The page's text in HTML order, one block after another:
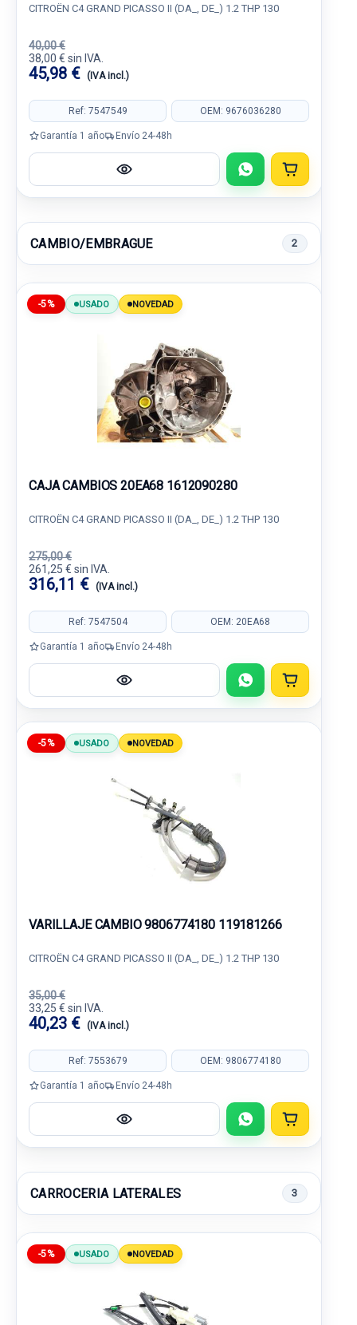
CITROËN C4 GRAND PICASSO II (DA_, DE_) 1.2 THP 130
40,00 €
38,00 € sin IVA.
45,98 € (IVA incl.)
Ref: 7547549 OEM: 9676036280
Garantía 1 año Envío 24-48h
CAMBIO/EMBRAGUE 2
-5% USADO NOVEDAD
CAJA CAMBIOS 20EA68 1612090280
CITROËN C4 GRAND PICASSO II (DA_, DE_) 1.2 THP 130
275,00 €
261,25 € sin IVA.
316,11 € (IVA incl.)
Ref: 7547504 OEM: 20EA68
Garantía 1 año Envío 24-48h
-5% USADO NOVEDAD
VARILLAJE CAMBIO 9806774180 119181266
CITROËN C4 GRAND PICASSO II (DA_, DE_) 1.2 THP 130
35,00 €
33,25 € sin IVA.
40,23 € (IVA incl.)
Ref: 7553679 OEM: 9806774180
Garantía 1 año Envío 24-48h
CARROCERIA LATERALES 3
-5% USADO NOVEDAD